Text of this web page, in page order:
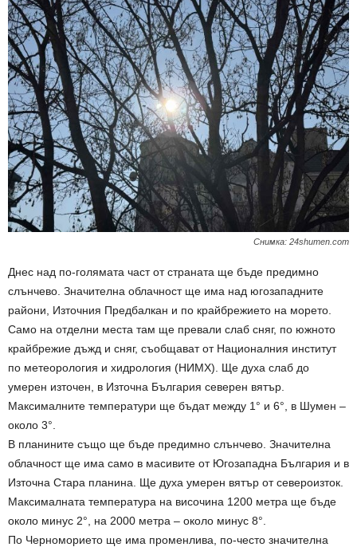
Снимка: 24shumen.com
Днес над по-голямата част от страната ще бъде предимно
слънчево. Значителна облачност ще има над югозападните
райони, Източния Предбалкан и по крайбрежието на морето.
Само на отделни места там ще превали слаб сняг, по южното
крайбрежие дъжд и сняг, съобщават от Националния институт
по метеорология и хидрология (НИМХ). Ще духа слаб до
умерен източен, в Източна България северен вятър.
Максималните температури ще бъдат между 1° и 6°, в Шумен –
около 3°.
В планините също ще бъде предимно слънчево. Значителна
облачност ще има само в масивите от Югозападна България и в
Източна Стара планина. Ще духа умерен вятър от североизток.
Максималната температура на височина 1200 метра ще бъде
около минус 2°, на 2000 метра – около минус 8°.
По Черноморието ще има променлива, по-често значителна